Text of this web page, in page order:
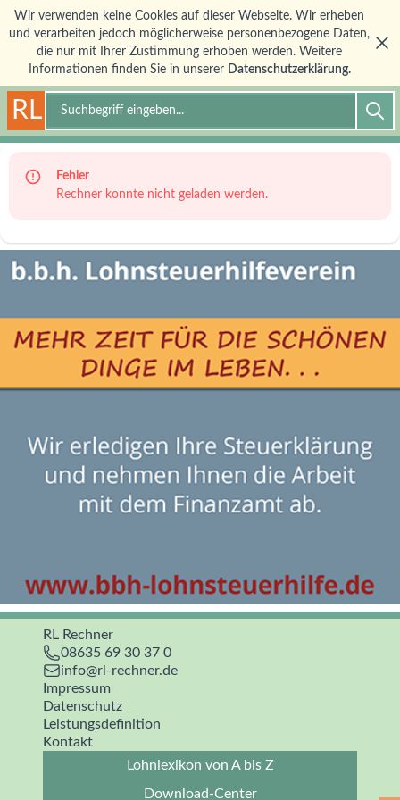
Wir verwenden keine Cookies auf dieser Webseite. Wir erheben
und verarbeiten jedoch möglicherweise personenbezogene Daten,
die nur mit Ihrer Zustimmung erhoben werden. Weitere
Informationen finden Sie in unserer Datenschutzerklärung.
RL
Fehler
Rechner konnte nicht geladen werden.
RL Rechner
08635 69 30 37 0
info@rl-rechner.de
Impressum
Datenschutz
Leistungsdefinition
Kontakt
Lohnlexikon von A bis Z
Download-Center